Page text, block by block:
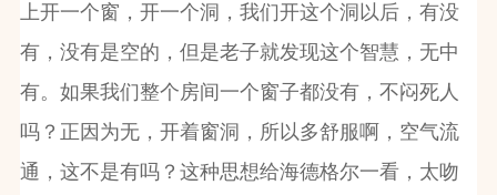
上开一个窗，开一个洞，我们开这个洞以后，有没
有，没有是空的，但是老子就发现这个智慧，无中
有。如果我们整个房间一个窗子都没有，不闷死人
吗？正因为无，开着窗洞，所以多舒服啊，空气流
通，这不是有吗？这种思想给海德格尔一看，太吻